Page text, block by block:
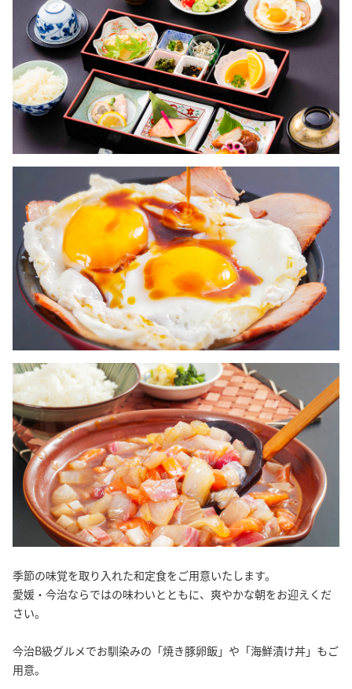
季節の味覚を取り入れた和定食をご用意いたします。
愛媛・今治ならではの味わいとともに、爽やかな朝をお迎えくだ
さい。
今治B級グルメでお馴染みの「焼き豚卵飯」や「海鮮漬け丼」もご
用意。